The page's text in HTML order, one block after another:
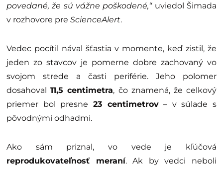
povedané, že sú vážne poškodené,“uviedol Šimada
v rozhovore pre ScienceAlert.
Vedec pocítil nával šťastia v momente, keď zistil, že
jeden zo stavcov je pomerne dobre zachovaný vo
svojom strede a časti periférie. Jeho polomer
dosahoval11,5 centimetra, čo znamená, že celkový
priemer bol presne 23 centimetrov– v súlade s
pôvodnými odhadmi.
Ako sám priznal, vo vede je kľúčová
reprodukovateľnosť meraní. Ak by vedci neboli